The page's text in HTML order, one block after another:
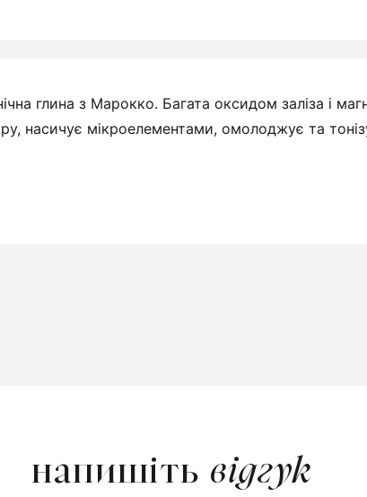
глина з Марокко. Багата оксидом заліза і
насичує мікроелементами, омолоджує та
напишіть відгук